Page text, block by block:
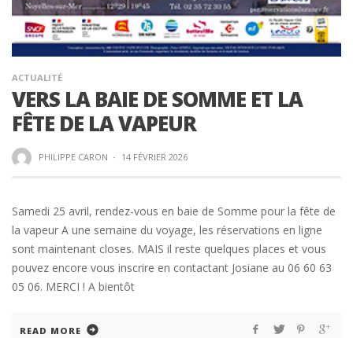
ACTUALITÉ
VERS LA BAIE DE SOMME ET LA
FÊTE DE LA VAPEUR
PHILIPPE CARON · 14 FÉVRIER 2026
Samedi 25 avril, rendez-vous en baie de Somme pour la fête de
la vapeur A une semaine du voyage, les réservations en ligne
sont maintenant closes. MAIS il reste quelques places et vous
pouvez encore vous inscrire en contactant Josiane au 06 60 63
05 06. MERCI ! A bientôt
READ MORE